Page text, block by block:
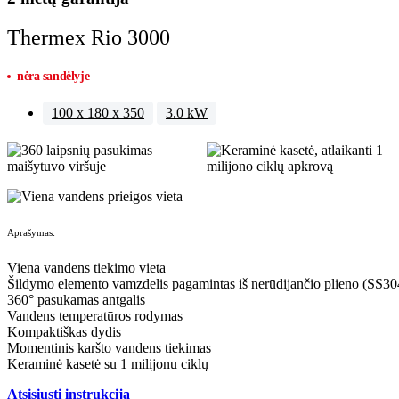
Thermex Rio 3000
nėra sandėlyje
100 x 180 x 350 3.0 kW
Aprašymas:
Viena vandens tiekimo vieta
Šildymo elemento vamzdelis pagamintas iš nerūdijančio plieno
360° pasukamas antgalis
Vandens temperatūros rodymas
Kompaktiškas dydis
Momentinis karšto vandens tiekimas
Keraminė kasetė su 1 milijonu ciklų
Atsisiųsti instrukciją